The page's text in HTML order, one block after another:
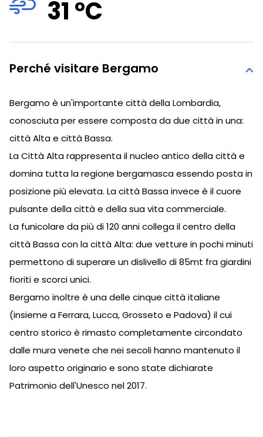
31 °C
Perché visitare Bergamo
Bergamo è un'importante città della Lombardia,
conosciuta per essere composta da due città in una:
città Alta e città Bassa.
La Città Alta rappresenta il nucleo antico della città e
domina tutta la regione bergamasca essendo posta in
posizione più elevata. La città Bassa invece è il cuore
pulsante della città e della sua vita commerciale.
La funicolare da più di 120 anni collega il centro della
città Bassa con la città Alta: due vetture in pochi minuti
permettono di superare un dislivello di 85mt fra giardini
fioriti e scorci unici.
Bergamo inoltre è una delle cinque città italiane
(insieme a Ferrara, Lucca, Grosseto e Padova) il cui
centro storico è rimasto completamente circondato
dalle mura venete che nei secoli hanno mantenuto il
loro aspetto originario e sono state dichiarate
Patrimonio dell'Unesco nel 2017.